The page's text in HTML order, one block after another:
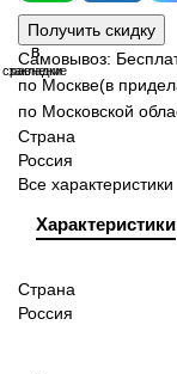
Получить скидку
В
закладки
В
сравнение
Самовывоз:
по Москве(в
по Московской
Страна
Россия
Все характеристики
Характеристики
Страна
Россия